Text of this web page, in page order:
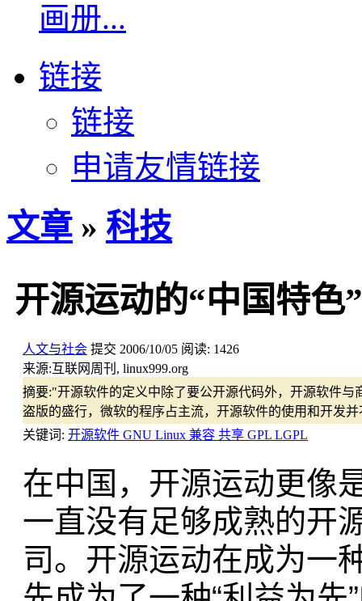
画册...
链接
链接
申请友情链接
文章 » 科技
开源运动的“中国特色”
人文与社会 提交 2006/10/05 阅读: 1426
来源:互联网周刊, linux999.org
摘要:"开源软件的定义中除了要公开源代码外，开源软件
盗版的盛行，微软的程序占主流，开源软件的使用和开发
关键词: 开源软件 GNU Linux 兼容 共享 GPL LGPL
在中国，开源运动更像
一直没有足够成熟的开
司。开源运动在成为一